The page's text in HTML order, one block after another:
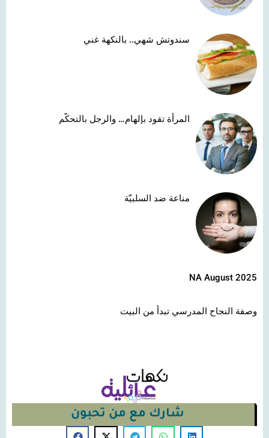
سندوتش شهي.. بالنكهة غني
المرأة تقود بإلهام… والرجل بالتحكّم
مناعة ضد السلبيّة
NA August 2025
وصفة النجاح المدرسي تبدأ من البيت
شارك مع من تحبون